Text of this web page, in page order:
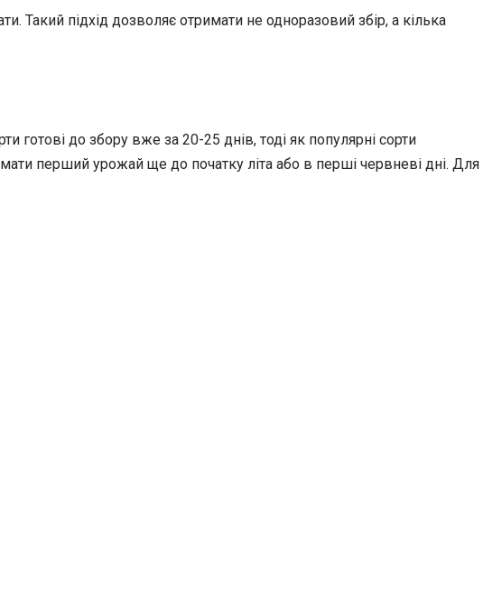
Такий підхід дозволяє отримати не одноразовий збір, а кілька
готові до збору вже за 20-25 днів, тоді як популярні сорти
перший урожай ще до початку літа або в перші червневі дні. Для